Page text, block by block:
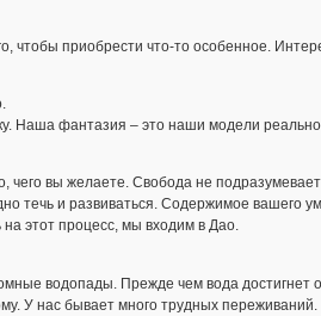
чтобы приобрести что-то особенное.
Наша фантазия – это наши модели
чего вы желаете. Свобода не
течь и развиваться. Содержимое вашего
на этот процесс, мы входим в Дао.
водопады. Прежде чем вода достигнет
У нас бывает много трудных